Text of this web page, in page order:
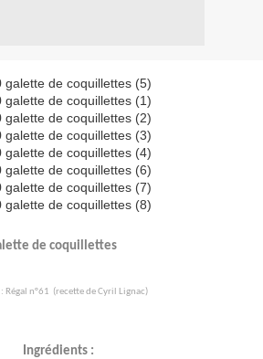
de coquillettes
: Régal n°61 (recette de Cyril Lignac)
Ingrédients :